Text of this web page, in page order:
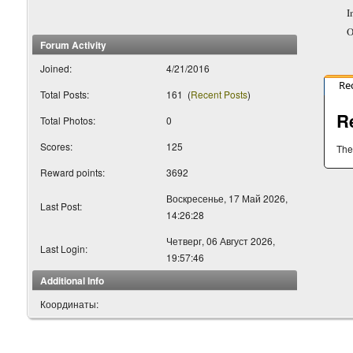
Forum Activity
Joined:
4/21/2016
Total Posts:
161 (Recent Posts)
Total Photos:
0
Scores:
125
Reward points:
3692
Last Post:
Воскресенье, 17 Май 2026,
14:26:28
Last Login:
Четверг, 06 Август 2026,
19:57:46
Additional Info
Координаты: